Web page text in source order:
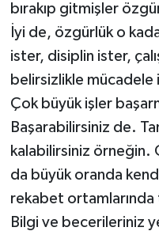
bırakıp gitmişler
İyi de, özgürlük o
ister, disiplin ister,
belirsizlikle mücadele
Çok büyük işler
Başarabilirsiniz de.
kalabilirsiniz örneğin.
da büyük oranda
rekabet ortamlarında
Bilgi ve becerileriniz